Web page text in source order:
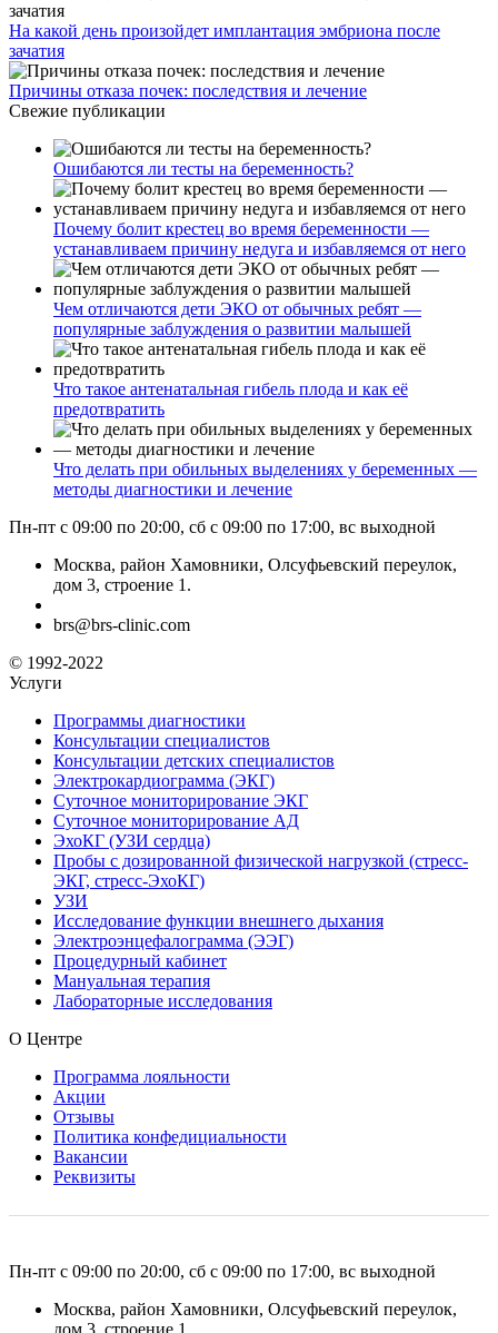
На какой день произойдет имплантация эмбриона после
зачатия
Причины отказа почек: последствия и лечение
Свежие публикации
Ошибаются ли тесты на беременность?
Почему болит крестец во время беременности —
устанавливаем причину недуга и избавляемся от него
Чем отличаются дети ЭКО от обычных ребят —
популярные заблуждения о развитии малышей
Что такое антенатальная гибель плода и как её
предотвратить
Что делать при обильных выделениях у беременных —
методы диагностики и лечение
Пн-пт с 09:00 по 20:00, сб с 09:00 по 17:00, вс выходной
Москва, район Хамовники, Олсуфьевский переулок,
дом 3, строение 1.
brs@brs-clinic.com
© 1992-2022
Услуги
Программы диагностики
Консультации специалистов
Консультации детских специалистов
Электрокардиограмма (ЭКГ)
Суточное мониторирование ЭКГ
Суточное мониторирование АД
ЭхоКГ (УЗИ сердца)
Пробы с дозированной физической нагрузкой (стресс-
ЭКГ, стресс-ЭхоКГ)
УЗИ
Исследование функции внешнего дыхания
Электроэнцефалограмма (ЭЭГ)
Процедурный кабинет
Мануальная терапия
Лабораторные исследования
О Центре
Программа лояльности
Акции
Отзывы
Политика конфедициальности
Вакансии
Реквизиты
Пн-пт с 09:00 по 20:00, сб с 09:00 по 17:00, вс выходной
Москва, район Хамовники, Олсуфьевский переулок,
дом 3, строение 1.